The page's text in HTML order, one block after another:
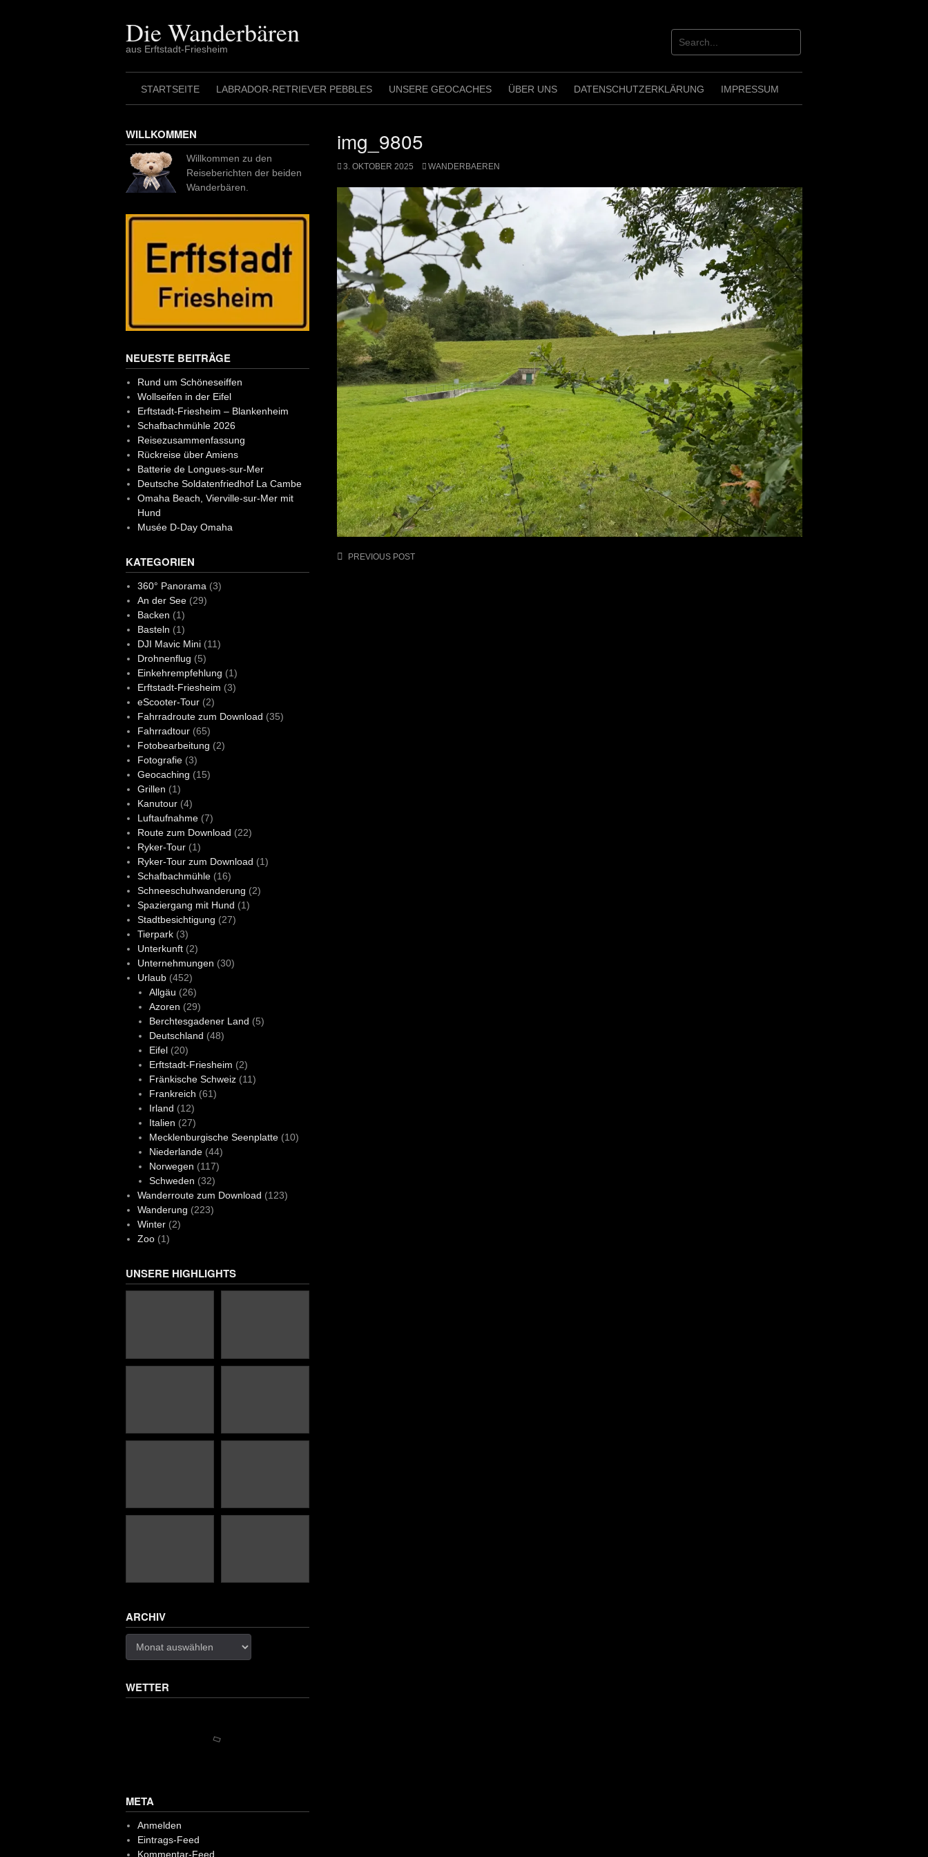
Die Wanderbären
aus Erftstadt-Friesheim
STARTSEITE LABRADOR-RETRIEVER PEBBLES UNSERE GEOCACHES ÜBER UNS DATENSCHUTZERKLÄRUNG IMPRESSUM
img_9805
3. OKTOBER 2025 WANDERBAEREN
PostPREVIOUS POST
WILLKOMMEN
Willkommen zu den
Reiseberichten der beiden
Wanderbären.
NEUESTE BEITRÄGE
Rund um Schöneseiffen
Wollseifen in der Eifel
Erftstadt-Friesheim – Blankenheim
Schafbachmühle 2026
Reisezusammenfassung
Rückreise über Amiens
Batterie de Longues-sur-Mer
Deutsche Soldatenfriedhof La Cambe
Omaha Beach, Vierville-sur-Mer mit
Hund
Musée D-Day Omaha
KATEGORIEN
360° Panorama(3)
An der See(29)
Backen (1)
Basteln (1)
DJI Mavic Mini(11)
Drohnenflug (5)
Einkehrempfehlung (1)
Erftstadt-Friesheim (3)
eScooter-Tour(2)
Fahrradroute zum Download (35)
Fahrradtour(65)
Fotobearbeitung (2)
Fotografie(3)
Geocaching (15)
Grillen (1)
Kanutour(4)
Luftaufnahme(7)
Route zum Download (22)
Ryker-Tour(1)
Ryker-Tour zum Download (1)
Schafbachmühle(16)
Schneeschuhwanderung (2)
Spaziergang mit Hund (1)
Stadtbesichtigung (27)
Tierpark(3)
Unterkunft(2)
Unternehmungen (30)
Urlaub(452)
Allgäu (26)
Azoren (29)
Berchtesgadener Land (5)
Deutschland (48)
Eifel(20)
Erftstadt-Friesheim (2)
Fränkische Schweiz(11)
Frankreich (61)
Irland (12)
Italien (27)
Mecklenburgische Seenplatte(10)
Niederlande(44)
Norwegen (117)
Schweden (32)
Wanderroute zum Download (123)
Wanderung (223)
Winter(2)
Zoo(1)
UNSERE HIGHLIGHTS
ARCHIV
WETTER
META
Anmelden
Eintrags-Feed
Kommentar-Feed